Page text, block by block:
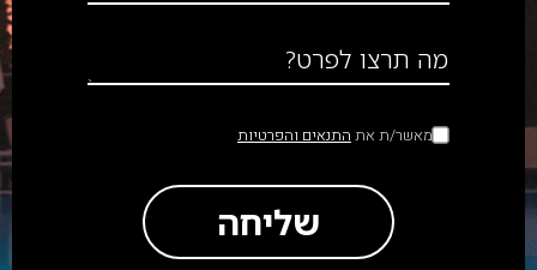
מה תרצו לפרט?
מאשר/ת את התנאים והפרטיות
שליחה